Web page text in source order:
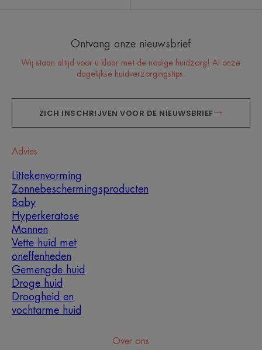
Ontvang onze nieuwsbrief
Wij staan altijd voor u klaar met de nodige huidzorg! Al onze
dagelijkse huidverzorgingstips.
ZICH INSCHRIJVEN VOOR DE NIEUWSBRIEF
Advies
Littekenvorming
Zonnebeschermingsproducten
Baby
Hyperkeratose
Mannen
Vette huid met
oneffenheden
Gemengde huid
Droge huid
Droogheid en
vochtarme huid
Over ons